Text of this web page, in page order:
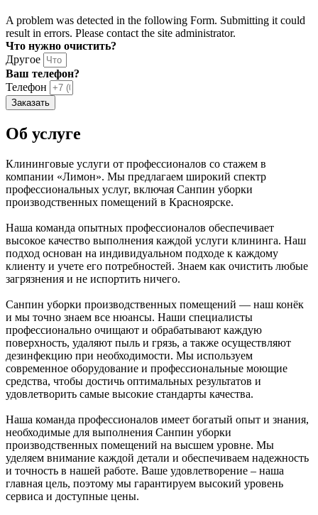
A problem was detected in the following Form. Submitting it could
result in errors. Please contact the site administrator.
Что нужно очистить?
Другое
Ваш телефон?
Телефон
Заказать
Об услуге
Клининговые услуги от профессионалов со стажем в
компании «Лимон». Мы предлагаем широкий спектр
профессиональных услуг, включая Санпин уборки
производственных помещений в Красноярске.
Наша команда опытных профессионалов обеспечивает
высокое качество выполнения каждой услуги клининга. Наш
подход основан на индивидуальном подходе к каждому
клиенту и учете его потребностей. Знаем как очистить любые
загрязнения и не испортить ничего.
Санпин уборки производственных помещений — наш конёк
и мы точно знаем все нюансы. Наши специалисты
профессионально очищают и обрабатывают каждую
поверхность, удаляют пыль и грязь, а также осуществляют
дезинфекцию при необходимости. Мы используем
современное оборудование и профессиональные моющие
средства, чтобы достичь оптимальных результатов и
удовлетворить самые высокие стандарты качества.
Наша команда профессионалов имеет богатый опыт и знания,
необходимые для выполнения Санпин уборки
производственных помещений на высшем уровне. Мы
уделяем внимание каждой детали и обеспечиваем надежность
и точность в нашей работе. Ваше удовлетворение – наша
главная цель, поэтому мы гарантируем высокий уровень
сервиса и доступные цены.